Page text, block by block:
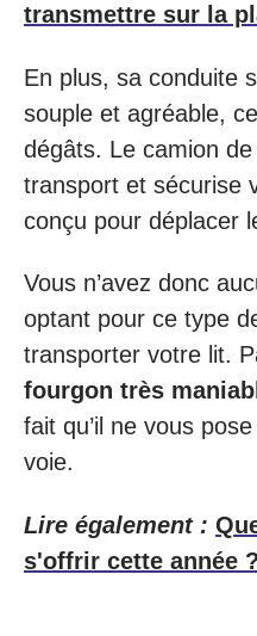
transmettre sur la
En plus, sa conduite
souple et agréable,
dégâts. Le camion
transport et sécurise
conçu pour déplacer
Vous n’avez donc
optant pour ce type
transporter votre lit.
fourgon très
fait qu’il ne vous
voie.
Lire également :
s'offrir cette année ?